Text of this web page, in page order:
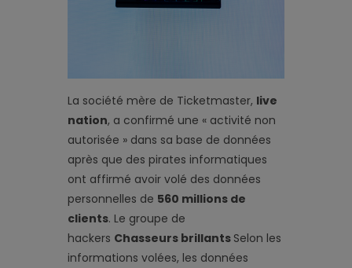
La société mère de Ticketmaster, live
nation, a confirmé une « activité non
autorisée » dans sa base de données
après que des pirates informatiques
ont affirmé avoir volé des données
personnelles de 560 millions de
clients. Le groupe de
hackers Chasseurs brillants Selon les
informations volées, les données